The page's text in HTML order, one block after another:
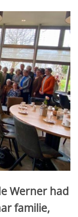
Werner had
familie,